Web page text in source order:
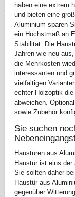
haben eine extrem
und bieten eine
Aluminium sparen
ein Höchstmaß an
Stabilität. Die
Jahren wie neu
die Mehrkosten
interessanten und
vielfältigen
echter Holzoptik
abweichen.
sowie Zubehör
Sie suchen
Haustüren aus
Haustür ist eins
Sie sollten daher
Haustür aus
gegenüber